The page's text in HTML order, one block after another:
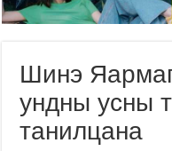
Шинэ
ундны усны
танилцана